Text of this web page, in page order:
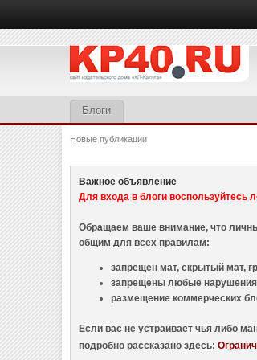
Блоги
Новые публикации
Важное объявление
Для входа в блоги воспользуйтесь
Обращаем ваше внимание, что
общим для всех правилам:
запрещен мат, скрытый мат,
запрещены любые
размещение коммерческих
Если вас не устраивает чья либо
подробно рассказано здесь: